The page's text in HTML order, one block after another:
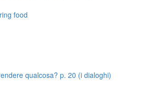
food
qualcosa? p. 20 (i dialoghi)